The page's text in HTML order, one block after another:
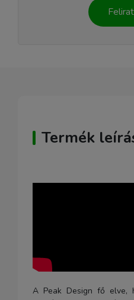
Termék
A Peak Design fő elve,